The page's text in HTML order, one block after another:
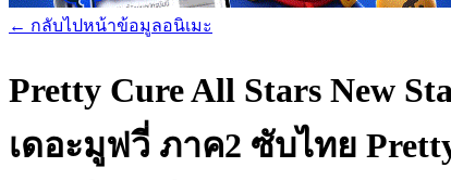
← กลับไปหน้าข้อมูลอนิเมะ
Pretty Cure All Stars New
เดอะมูฟวี่ ภาค2 ซับไทย